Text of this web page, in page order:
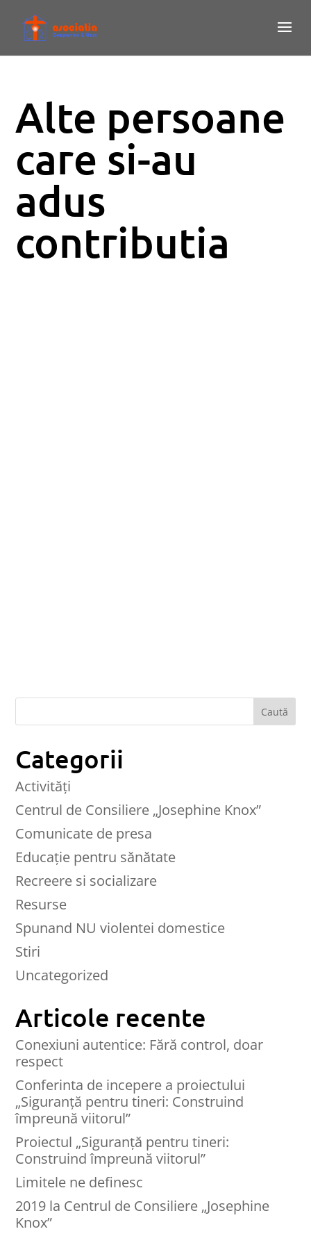
Alte persoane
care si-au
adus
contributia
Categorii
Activități
Centrul de Consiliere „Josephine Knox”
Comunicate de presa
Educaţie pentru sănătate
Recreere si socializare
Resurse
Spunand NU violentei domestice
Stiri
Uncategorized
Articole recente
Conexiuni autentice: Fără control, doar
respect
Conferinta de incepere a proiectului
„Siguranță pentru tineri: Construind
împreună viitorul”
Proiectul „Siguranță pentru tineri:
Construind împreună viitorul”
Limitele ne definesc
2019 la Centrul de Consiliere „Josephine
Knox”